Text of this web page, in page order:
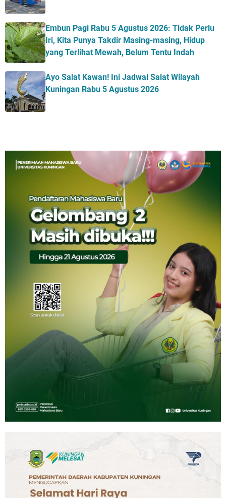
Embun Pagi Rabu 5 Agustus 2026: Tidak Perlu
Iri, Kita Punya Takdir Masing-masing, Hidup
yang Terlihat Mewah, Belum Tentu Indah
Ayo Salat Kawan! Ini Jadwal Salat Wilayah
Kuningan Rabu 5 Agustus 2026